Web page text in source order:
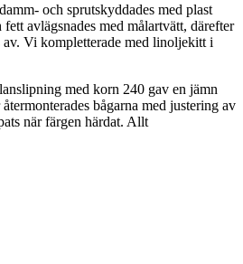
och sprutskyddades med plast
avlägsnades med målartvätt, därefter
Vi kompletterade med linoljekitt i
med korn 240 gav en jämn
bågarna med justering av
när färgen härdat. Allt